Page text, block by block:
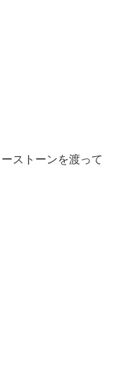
ストーンを渡って